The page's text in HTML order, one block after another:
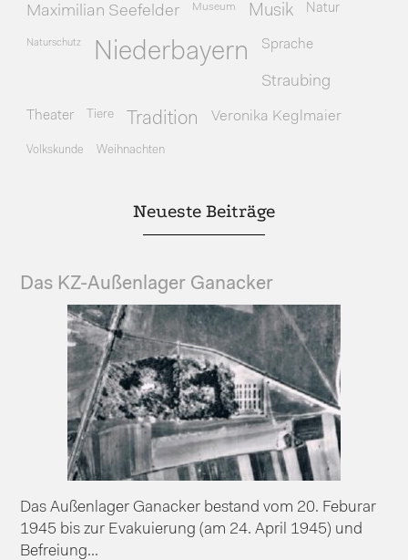
Maximilian Seefelder Museum Musik Natur
Naturschutz Niederbayern Sprache
Straubing
Theater Tiere Tradition Veronika Keglmaier
Volkskunde Weihnachten
Neueste Beiträge
Das KZ-Außenlager Ganacker
Das Außenlager Ganacker bestand vom 20. Feburar
1945 bis zur Evakuierung (am 24. April 1945) und
Befreiung...